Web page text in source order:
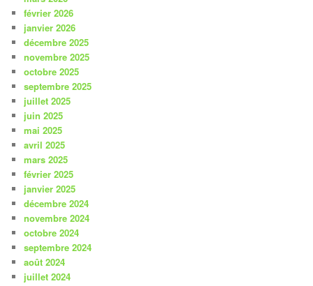
février 2026
janvier 2026
décembre 2025
novembre 2025
octobre 2025
septembre 2025
juillet 2025
juin 2025
mai 2025
avril 2025
mars 2025
février 2025
janvier 2025
décembre 2024
novembre 2024
octobre 2024
septembre 2024
août 2024
juillet 2024